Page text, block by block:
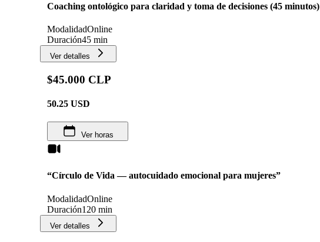
Coaching ontológico para claridad y toma de decisiones (45 minutos)
ModalidadOnline
Duración45 min
Ver detalles
$45.000 CLP
50.25 USD
Ver horas
“Círculo de Vida — autocuidado emocional para mujeres”
ModalidadOnline
Duración120 min
Ver detalles